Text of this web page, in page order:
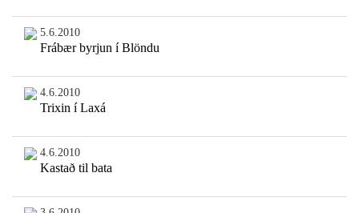
5.6.2010
Frábær byrjun í Blöndu
4.6.2010
Trixin í Laxá
4.6.2010
Kastað til bata